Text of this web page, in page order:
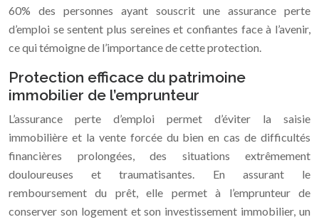
60% des personnes ayant souscrit une assurance perte
d’emploi se sentent plus sereines et confiantes face à l’avenir,
ce qui témoigne de l’importance de cette protection.
Protection efficace du patrimoine
immobilier de l’emprunteur
L’assurance perte d’emploi permet d’éviter la saisie
immobilière et la vente forcée du bien en cas de difficultés
financières prolongées, des situations extrêmement
douloureuses et traumatisantes. En assurant le
remboursement du prêt, elle permet à l’emprunteur de
conserver son logement et son investissement immobilier, un